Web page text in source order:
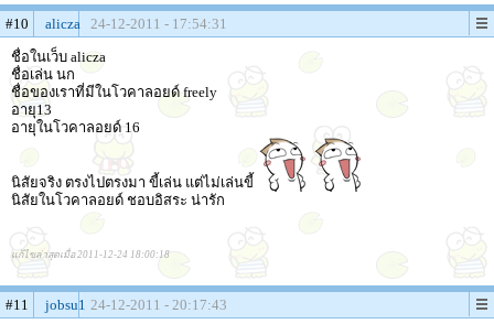
#10 alicza 24-12-2011 - 17:54:31
ชื่อในเว็บ alicza
ชื่อเล่น นก
ชื่อของเราที่มีในโวคาลอยด์ freely
อายุ13
อายุในโวคาลอยด์ 16
นิสัยจริง ตรงไปตรงมา ขี้เล่น แต่ไม่เล่นขี้
นิสัยในโวคาลอยด์ ชอบอิสระ น่ารัก
แก้ไขล่าสุดเมื่อ 2011-12-24 18:00:18
#11 jobsu1 24-12-2011 - 20:17:43